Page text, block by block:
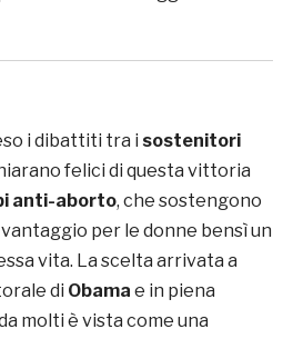
i dibattiti tra i sostenitori
felici di questa vittoria
anti-aborto, che sostengono
per le donne bensì un
vita. La scelta arrivata a
di Obama e in piena
molti è vista come una